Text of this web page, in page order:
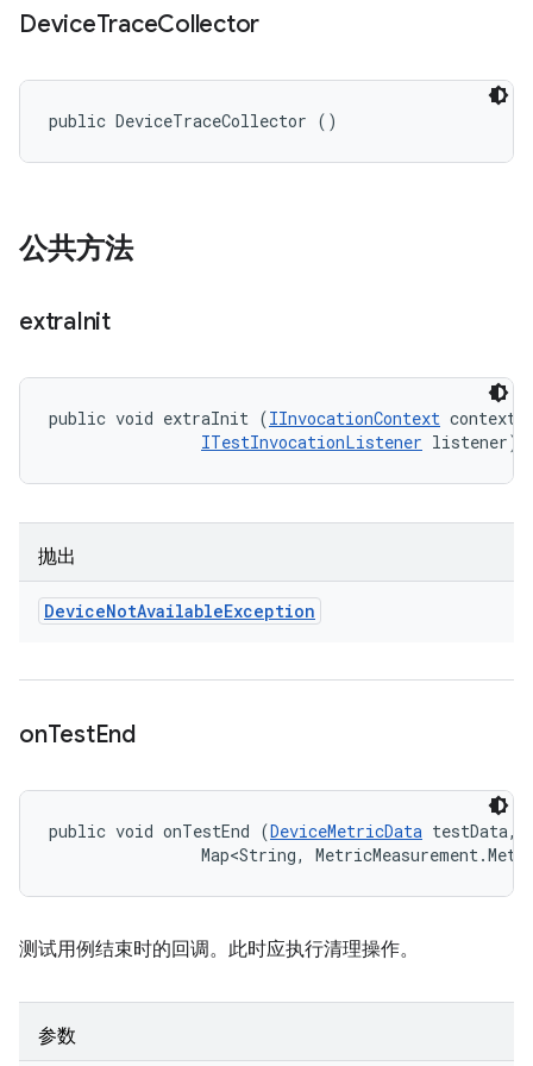
DeviceTraceCollector
public DeviceTraceCollector ()
公共方法
extraInit
public void extraInit (IInvocationContext
ITestInvocationListener listener)
抛出
DeviceNotAvailableException
onTestEnd
public void onTestEnd (DeviceMetricData testData,
Map<String,
测试用例结束时的回调。此时应执行清理操作。
参数